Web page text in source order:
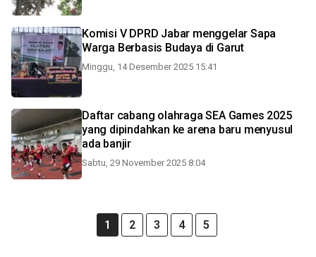
Komisi V DPRD Jabar menggelar Sapa
Warga Berbasis Budaya di Garut
Minggu, 14 Desember 2025 15:41
Daftar cabang olahraga SEA Games 2025
yang dipindahkan ke arena baru menyusul
ada banjir
Sabtu, 29 November 2025 8:04
1 2 3 4 5